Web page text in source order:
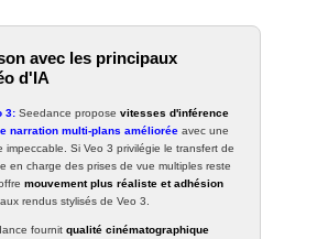
avec les principaux
d'IA
3: Seedance proposevitesses d'inférence
narration multi-plans améliorée avec une
impeccable. Si Veo 3 privilégie le transfert de
en charge des prises de vue multiples reste
mouvement plus réaliste et adhésion
rendus stylisés de Veo 3.
fournitqualité cinématographique